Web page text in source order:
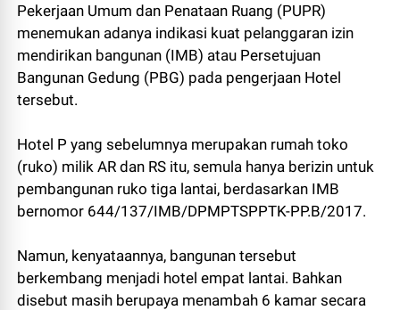
Pekerjaan Umum dan Penataan Ruang (PUPR)
menemukan adanya indikasi kuat pelanggaran izin
mendirikan bangunan (IMB) atau Persetujuan
Bangunan Gedung (PBG) pada pengerjaan Hotel
tersebut.
Hotel P yang sebelumnya merupakan rumah toko
(ruko) milik AR dan RS itu, semula hanya berizin untuk
pembangunan ruko tiga lantai, berdasarkan IMB
bernomor 644/137/IMB/DPMPTSPPTK-PP.B/2017.
Namun, kenyataannya, bangunan tersebut
berkembang menjadi hotel empat lantai. Bahkan
disebut masih berupaya menambah 6 kamar secara